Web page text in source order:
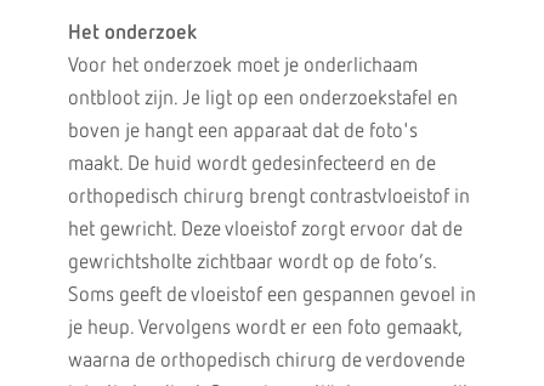
Het onderzoek
Voor het onderzoek moet je onderlichaam
ontbloot zijn. Je ligt op een onderzoekstafel en
boven je hangt een apparaat dat de foto's
maakt. De huid wordt gedesinfecteerd en de
orthopedisch chirurg brengt contrastvloeistof in
het gewricht. Deze vloeistof zorgt ervoor dat de
gewrichtsholte zichtbaar wordt op de foto’s.
Soms geeft de vloeistof een gespannen gevoel in
je heup. Vervolgens wordt er een foto gemaakt,
waarna de orthopedisch chirurg de verdovende